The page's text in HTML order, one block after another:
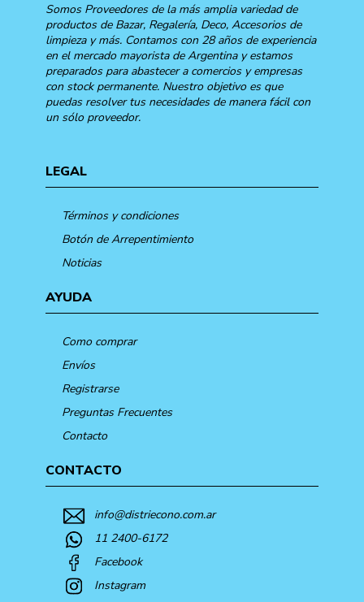
Somos Proveedores de la más amplia variedad de
productos de Bazar, Regalería, Deco, Accesorios de
limpieza y más. Contamos con 28 años de experiencia
en el mercado mayorista de Argentina y estamos
preparados para abastecer a comercios y empresas
con stock permanente. Nuestro objetivo es que
puedas resolver tus necesidades de manera fácil con
un sólo proveedor.
LEGAL
Términos y condiciones
Botón de Arrepentimiento
Noticias
AYUDA
Como comprar
Envíos
Registrarse
Preguntas Frecuentes
Contacto
CONTACTO
info@distriecono.com.ar
11 2400-6172
Facebook
Instagram